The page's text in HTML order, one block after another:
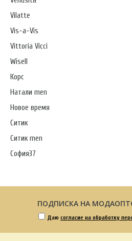
Vilatte
Vis-a-Vis
Vittoria Vicci
Wisell
Корс
Натали men
Новое время
Ситик
Ситик men
София37
ПОДПИСКА НА
Даю согласие на обработку